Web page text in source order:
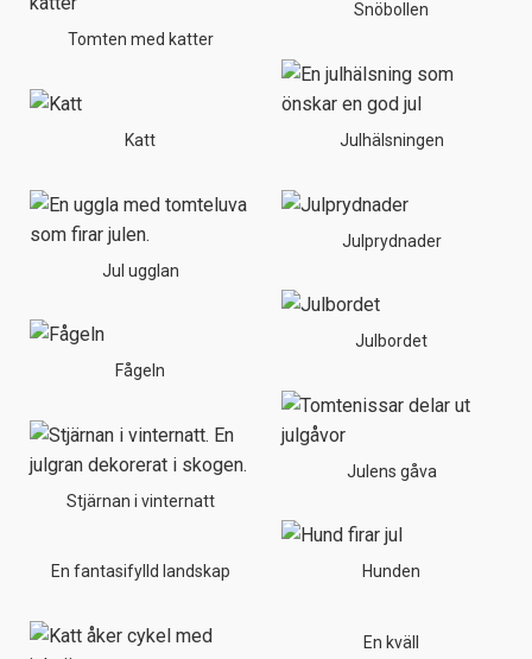
Tomten med katter
Katt
Jul ugglan
Fågeln
Stjärnan i vinternatt
En fantasifylld landskap
Snöbollen
Julhälsningen
Julprydnader
Julbordet
Julens gåva
Hunden
En kväll